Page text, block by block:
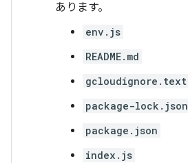
あります。
env.js
README.md
gcloudignore.text
package-lock.json
package.json
index.js